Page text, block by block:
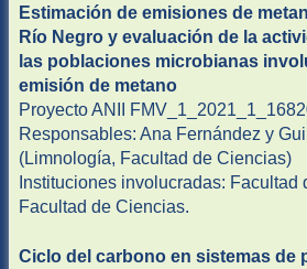
Estimación de emisiones de
Río Negro y evaluación de la
las poblaciones microbianas
emisión de metano
Proyecto ANII
Responsables: Ana Fernández y
(Limnología, Facultad de Ciencias)
Instituciones involucradas: Facultad
Facultad de Ciencias.
Ciclo del carbono en sistemas de